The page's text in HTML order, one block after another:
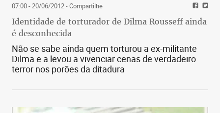
07:00 - 20/06/2012- Compartilhe
Identidade de torturador de Dilma Rousseff ainda
é desconhecida
Não se sabe ainda quem torturou a ex-militante
Dilma e a levou a vivenciar cenas de verdadeiro
terror nos porões da ditadura